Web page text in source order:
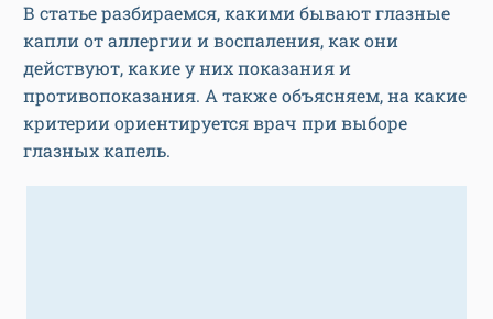
В статье разбираемся, какими бывают глазные
капли от аллергии и воспаления, как они
действуют, какие у них показания и
противопоказания. А также объясняем, на какие
критерии ориентируется врач при выборе
глазных капель.